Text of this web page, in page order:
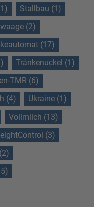
Stallbau (1)
(2)
(17)
Tränkenuckel (1)
TMR (6)
(4)
Ukraine (1)
Vollmilch (13)
(3)